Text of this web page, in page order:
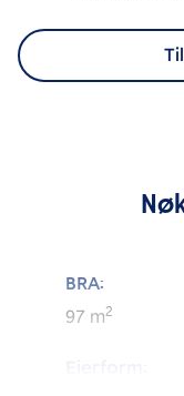
BRA:
97 m2